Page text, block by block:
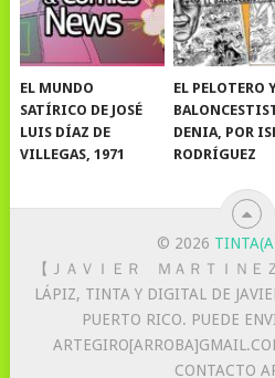
EL MUNDO
SATÍRICO DE JOSÉ
LUIS DÍAZ DE
VILLEGAS, 1971
EL PELOTERO
DENIA, POR
RODRÍGUEZ
© 2026
【 ＪＡＶＩＥＲ ＭＡＲＴＩＮＥ
LÁPIZ, TINTA Y DIGITAL DE
PUERTO RICO. PUEDE
CONTACTO